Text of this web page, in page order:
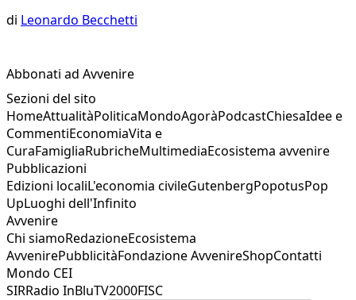
di Leonardo Becchetti
Abbonati ad Avvenire
Sezioni del sito
HomeAttualitàPoliticaMondoAgoràPodcastChiesaIdee e
CommentiEconomiaVita e
CuraFamigliaRubricheMultimediaEcosistema avvenire
Pubblicazioni
Edizioni localiL'economia civileGutenbergPopotusPop
UpLuoghi dell'Infinito
Avvenire
Chi siamoRedazioneEcosistema
AvvenirePubblicitàFondazione AvvenireShopContatti
Mondo CEI
SIRRadio InBluTV2000FISC